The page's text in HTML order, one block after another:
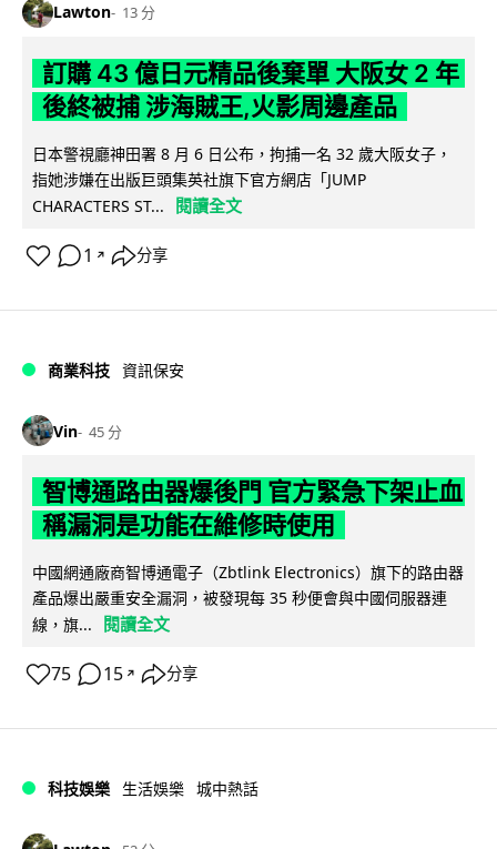
Lawton 13 分
訂購 43 億日元精品後棄單 大阪女 2 年
後終被捕 涉海賊王,火影周邊產品
日本警視廳神田署 8 月 6 日公布，拘捕一名 32 歲大阪女子，
指她涉嫌在出版巨頭集英社旗下官方網店「JUMP
CHARACTERS ST...
閱讀全文
1 ↗ 分享
商業科技 資訊保安
Vin 45 分
智博通路由器爆後門 官方緊急下架止血
稱漏洞是功能在維修時使用
中國網通廠商智博通電子（Zbtlink Electronics）旗下的路由器
產品爆出嚴重安全漏洞，被發現每 35 秒便會與中國伺服器連
線，旗...
閱讀全文
75 15 ↗ 分享
科技娛樂 生活娛樂 城中熱話